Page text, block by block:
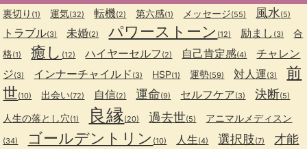
裏切り (1) 運気(32) 転機(2) 第六感(1) メッセージ(55) 風水(5)
トラブル(3) 未婚(2) パワーストーン (12) 励まし (3)
合
格(1) 癒し (12) ハイヤーセルフ (2) 自己肯定感(4)
チャレン
ジ(3) インナーチャイルド (3) HSP(1) 運勢(59) 対人運(3)
前
世(10) 出会い(72) 自信(2) 運命(9) セルフケア(3) 決断(5)
人生の落とし穴(1) 良縁(20) 過去世(5) アニマルメディスン
(34) ゴールデントリン (10) 人生(4) 選択肢(7) 才能